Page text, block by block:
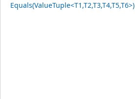
Equals(ValueTuple<T1,T2,T3,T4,T5,T6>)